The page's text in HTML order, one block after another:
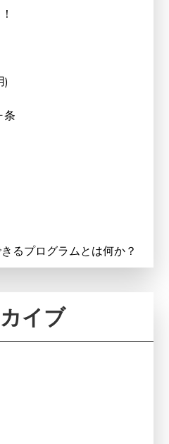
)
条
るプログラムとは何か？
イブ